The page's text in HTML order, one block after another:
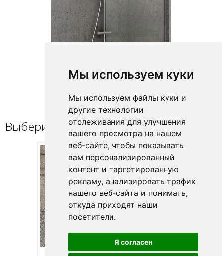
Мы используем куки
Мы используем файлы куки и
другие технологии
отслеживания для улучшения
вашего просмотра на нашем
веб-сайте, чтобы показывать
вам персонализированный
контент и таргетированную
рекламу, анализировать трафик
нашего веб-сайта и понимать,
откуда приходят наши
посетители.
Я согласен
Выберите профиль / петлю